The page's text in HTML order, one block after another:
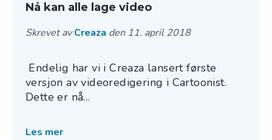
Nå kan alle lage video
Skrevet avCreaza den 11. april 2018
Endelig har vi i Creaza lansert første
versjon av videoredigering i Cartoonist.
Dette er nå...
Les mer